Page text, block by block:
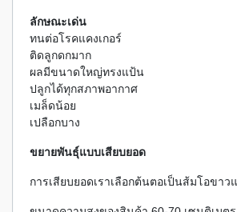
ลักษณะเด่น
ทนต่อโรคแคงเกอร์
ติดลูกดกมาก
ผลมีขนาดใหญ่ทรงแป้น
ปลูกได้ทุกสภาพอากาศ
เมล็ดน้อย
เปลือกบาง
ขยายพันธุ์แบบเสียบยอด
การเสียบยอดเราเลือกต้นตอเป็นส้มโอข